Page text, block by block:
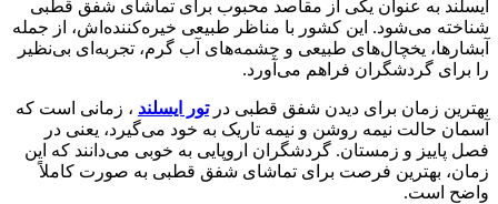
ایسلند به عنوان یکی از مقاصد محبوب برای تماشای شفق قطبی
شناخته می‌شود. این کشور با مناظر طبیعی خیره‌کننده‌اش، از جمله
آبشارها، یخچال‌های طبیعی و چشمه‌های آب گرم، تجربه‌ای بی‌نظیر
را برای گردشگران فراهم می‌آورد.
بهترین زمان برای دیدن شفق قطبی درتور ایسلند ، زمانی است که
آسمان حالت نیمه روشن و نیمه تاریک به خود می‌گیرد، یعنی در
فصل پاییز و زمستان. گردشگران اروپایی به خوبی می‌دانند که این
زمان، بهترین فرصت برای تماشای شفق قطبی به صورت کاملاً
واضح است.